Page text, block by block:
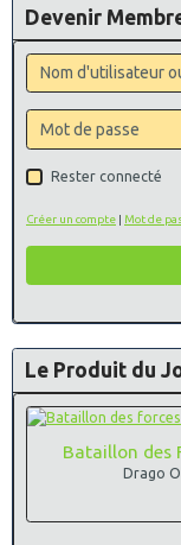
Devenir
Rester connecté
Créer un compte | Mot de
Le Produit du
Bataillon des
Drago